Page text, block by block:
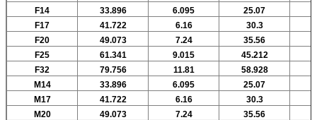
F14
33.896 6.095 25.07
F17
41.722 6.16 30.3
F20
49.073 7.24 35.56
F25
61.341 9.015 45.212
F32
79.756 11.81 58.928
М14
33.896 6.095 25.07
М17
41.722 6.16 30.3
M20
49.073 7.24 35.56